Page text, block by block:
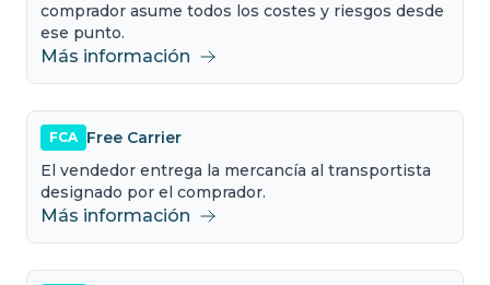
comprador asume todos los costes y riesgos desde
ese punto.
Más información
FCA Free Carrier
El vendedor entrega la mercancía al transportista
designado por el comprador.
Más información